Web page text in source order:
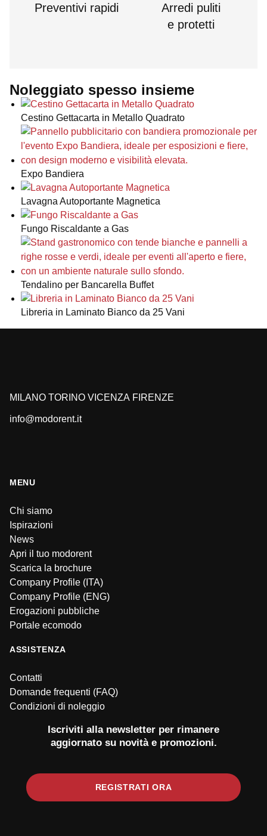
Preventivi rapidi
Arredi puliti
e protetti
Noleggiato spesso insieme
Cestino Gettacarta in Metallo Quadrato
Expo Bandiera
Lavagna Autoportante Magnetica
Fungo Riscaldante a Gas
Tendalino per Bancarella Buffet
Libreria in Laminato Bianco da 25 Vani
MILANO TORINO VICENZA FIRENZE
info@modorent.it
MENU
Chi siamo
Ispirazioni
News
Apri il tuo modorent
Scarica la brochure
Company Profile (ITA)
Company Profile (ENG)
Erogazioni pubbliche
Portale ecomodo
ASSISTENZA
Contatti
Domande frequenti (FAQ)
Condizioni di noleggio
Iscriviti alla newsletter per rimanere
aggiornato su novità e promozioni.
REGISTRATI ORA